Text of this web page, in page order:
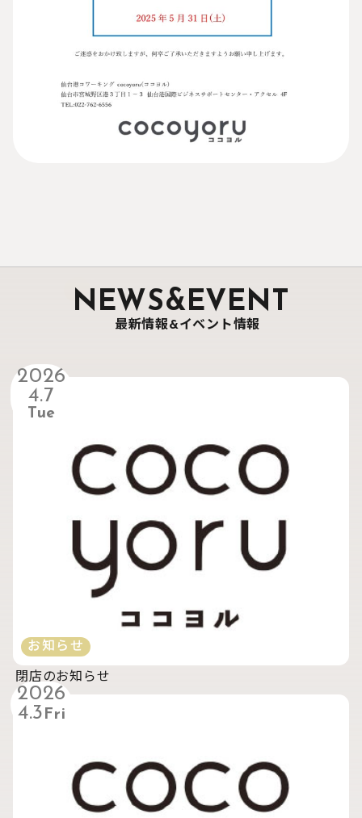
NEWS&EVENT
最新情報&イベント情報
2026
4.7
Tue
お知らせ
閉店のお知らせ
2026
4.3 Fri